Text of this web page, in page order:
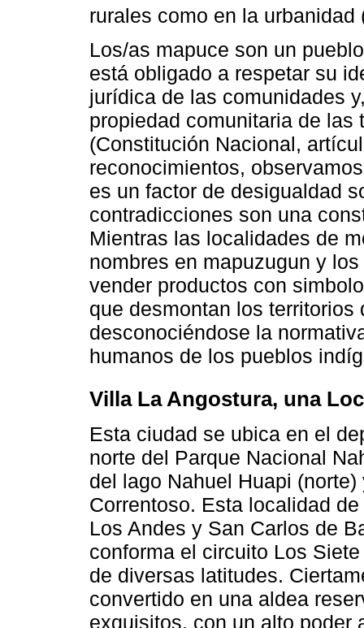
rurales como en la urbanidad
Los/as mapuce son un
está obligado a respetar su
jurídica de las comunidades
propiedad comunitaria de
(Constitución Nacional,
reconocimientos,
es un factor de desigualdad
contradicciones son una
Mientras las localidades de
nombres en mapuzugun y
vender productos con
que desmontan los
desconociéndose la
humanos de los pueblos
Villa La Angostura, una
Esta ciudad se ubica en el
norte del Parque Nacional
del lago Nahuel Huapi
Correntoso. Esta localidad
Los Andes y San Carlos de
conforma el circuito Los
de diversas latitudes.
convertido en una aldea
exquisitos, con un alto poder